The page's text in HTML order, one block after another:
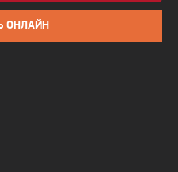
породили новую
ОНЛАЙН